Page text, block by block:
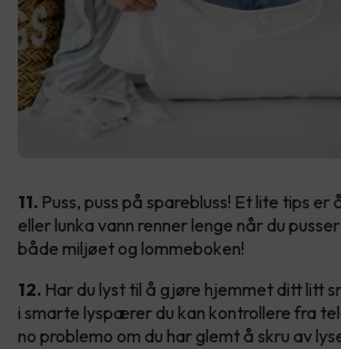
11. Puss, puss på sparebluss! Et lite tips
eller lunka vann renner lenge når du
både miljøet og lommeboken!
12. Har du lyst til å gjøre hjemmet ditt litt
i smarte lyspærer du kan kontrollere fra
no problemo om du har glemt å skru av